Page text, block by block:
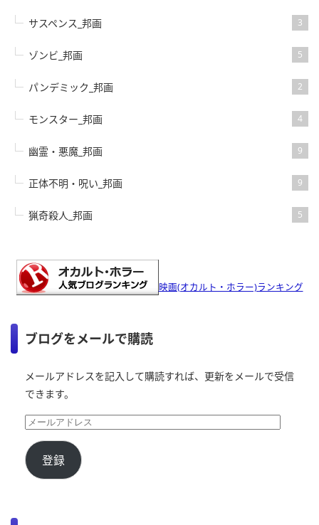
サスペンス_邦画 3
ゾンビ_邦画 5
パンデミック_邦画 2
モンスター_邦画 4
幽霊・悪魔_邦画 9
正体不明・呪い_邦画 9
猟奇殺人_邦画 5
映画(オカルト・ホラー)ランキング
ブログをメールで購読
メールアドレスを記入して購読すれば、更新をメールで受信
できます。
登録